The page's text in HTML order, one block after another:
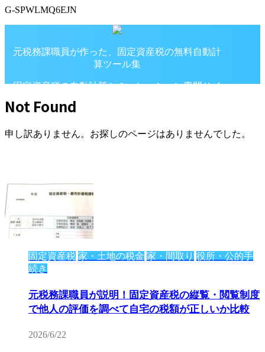
G-SPWLMQ6EJN
元税務課職員が作った、固定資産税の無料自動計
算ツール集
固定資産税の自動計算シミュレーション専門サイ
Not Found
申し訳ありません。お探しのページはありませんでした。
固定資産税 家・土地の税金 家・間取り 役所・公的手
続き
元税務課職員が説明！固定資産税の縦覧・閲覧制度
で他人の評価を調べて自宅の税額が正しいか比較
2026/6/22